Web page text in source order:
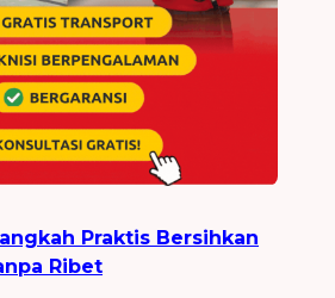
Praktis Bersihkan
Ribet